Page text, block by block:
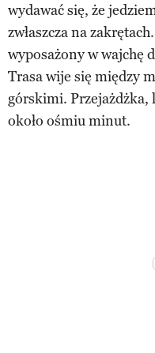
wydawać się, że
zwłaszcza na
wyposażony w wajchę
Trasa wije się między
górskimi. Przejażdżka,
około ośmiu minut.